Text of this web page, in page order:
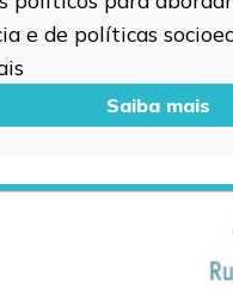
e de políticas
Saiba mais